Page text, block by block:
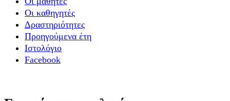
Οι καθηγητές
Δραστηριότητες
Προηγούμενα έτη
Ιστολόγιο
Facebook